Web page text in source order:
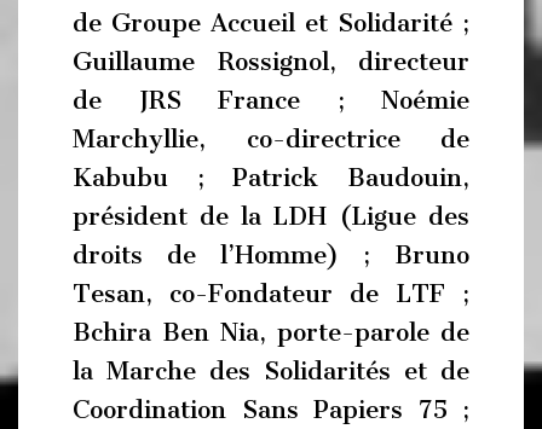
de Groupe Accueil et Solidarité ;
Guillaume Rossignol, directeur
de JRS France ; Noémie
Marchyllie, co-directrice de
Kabubu ; Patrick Baudouin,
président de la LDH (Ligue des
droits de l’Homme) ; Bruno
Tesan, co-Fondateur de LTF ;
Bchira Ben Nia, porte-parole de
la Marche des Solidarités et de
Coordination Sans Papiers 75 ;